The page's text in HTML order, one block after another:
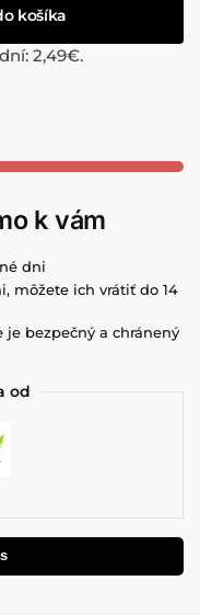
košíka
2,49€.
k vám
dni
môžete ich vrátiť do 14
bezpečný a chránený
od